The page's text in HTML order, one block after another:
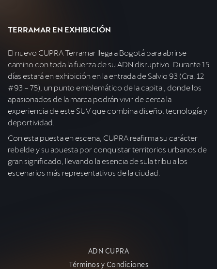
TERRAMAR EN EXHIBICIÓN
El nuevo CUPRA Terramar llega a Bogotá para abrirse
camino con toda la fuerza de su ADN disruptivo. Durante 15
días estará en exhibición en la entrada de Salvio 93 (Cra. 12
#93 – 75), un punto emblemático de la capital, donde los
apasionados de la marca podrán vivir de cerca la
experiencia de este SUV que combina diseño, tecnología y
deportividad.
Con esta puesta en escena, CUPRA reafirma su carácter
rebelde y su apuesta por conquistar territorios urbanos de
gran significado, llevando la esencia de sula tribu a los
escenarios más representativos de la ciudad.
ADN CUPRA
Términos y Condiciones